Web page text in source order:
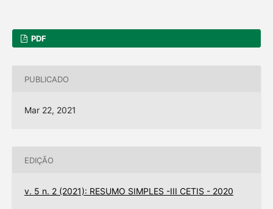
PDF
PUBLICADO
Mar 22, 2021
EDIÇÃO
v. 5 n. 2 (2021): RESUMO SIMPLES -III CETIS - 2020